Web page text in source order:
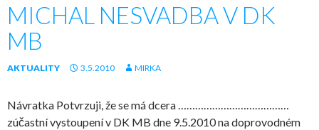
MICHAL NESVADBA V DK
MB
AKTUALITY 3.5.2010 MIRKA
Návratka Potvrzuji, že se má dcera …………………………………
zúčastní vystoupení v DK MB dne 9.5.2010 na doprovodném